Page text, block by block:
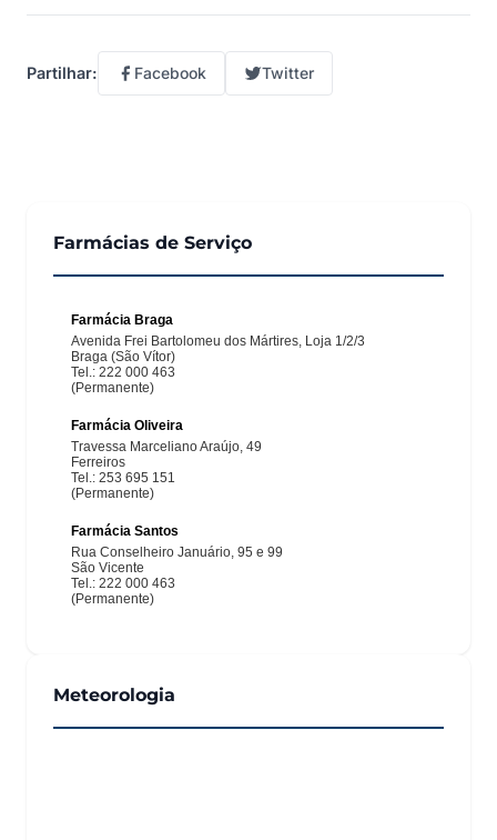
Partilhar: Facebook Twitter
Farmácias de Serviço
Meteorologia